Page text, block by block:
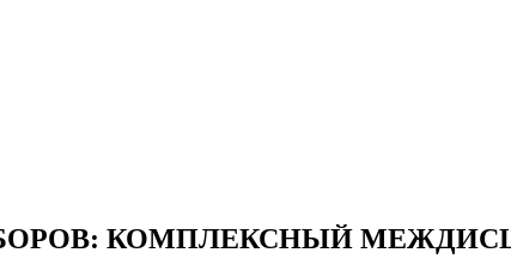
КОМПЛЕКСНЫЙ